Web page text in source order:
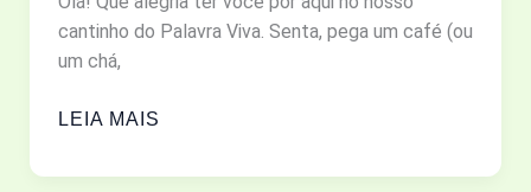
cantinho do Palavra Viva. Senta, pega um café (ou
um chá,
REES
O
LEIA MAIS